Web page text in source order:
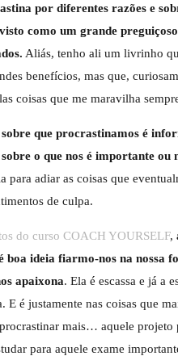
por diferentes razões e
como um grande
Aliás, tenho ali um livrinho
benefícios, mas que,
coisas que me maravilha
que procrastinamos é
o que nos é importante ou
para adiar as coisas que
de culpa.
do curso COACH YOURSELF,
ideia fiarmo-nos na nossa
apaixona. Ela é escassa e já a
é justamente nas coisas que
mais… aquele projeto
para aquele exame